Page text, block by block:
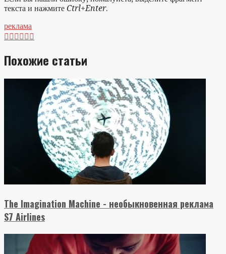
текста и нажмите Ctrl+Enter.
реклама

Похожие статьи
The Imagination Machine - необыкновенная реклама
S7 Airlines